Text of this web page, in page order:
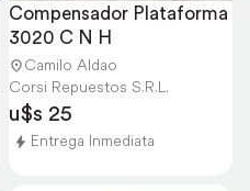
Compensador Plataforma
3020 C N H
Camilo Aldao
Corsi Repuestos S.R.L.
u$s 25
Entrega Inmediata